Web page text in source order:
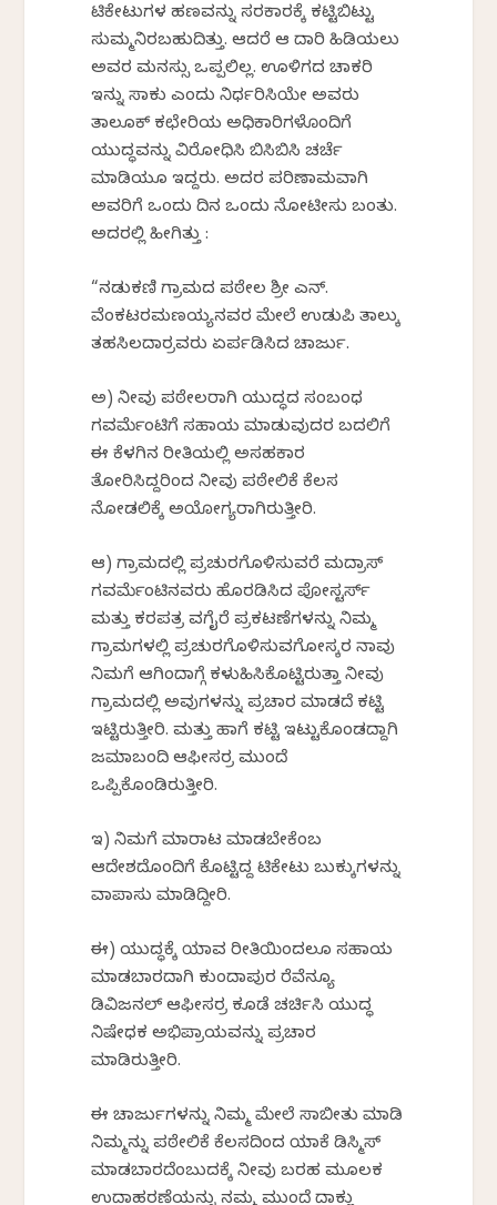
ಟಿಕೇಟುಗಳ ಹಣವನ್ನು ಸರಕಾರಕ್ಕೆ ಕಟ್ಟಿಬಿಟ್ಟು
ಸುಮ್ಮನಿರಬಹುದಿತ್ತು. ಆದರೆ ಆ ದಾರಿ ಹಿಡಿಯಲು
ಅವರ ಮನಸ್ಸು ಒಪ್ಪಲಿಲ್ಲ. ಊಳಿಗದ ಚಾಕರಿ
ಇನ್ನು ಸಾಕು ಎಂದು ನಿರ್ಧರಿಸಿಯೇ ಅವರು
ತಾಲೂಕ್ ಕಛೇರಿಯ ಅಧಿಕಾರಿಗಳೊಂದಿಗೆ
ಯುದ್ಧವನ್ನು ವಿರೋಧಿಸಿ ಬಿಸಿಬಿಸಿ ಚರ್ಚೆ
ಮಾಡಿಯೂ ಇದ್ದರು. ಅದರ ಪರಿಣಾಮವಾಗಿ
ಅವರಿಗೆ ಒಂದು ದಿನ ಒಂದು ನೋಟೀಸು ಬಂತು.
ಅದರಲ್ಲಿ ಹೀಗಿತ್ತು :
“ನಡುಕಣಿ ಗ್ರಾಮದ ಪಠೇಲ ಶ್ರೀ ಎನ್.
ವೆಂಕಟರಮಣಯ್ಯನವರ ಮೇಲೆ ಉಡುಪಿ ತಾಲ್ಕು
ತಹಸಿಲದಾರ್ರವರು ಏರ್ಪಡಿಸಿದ ಚಾರ್ಜು.
ಅ) ನೀವು ಪಠೇಲರಾಗಿ ಯುದ್ಧದ ಸಂಬಂಧ
ಗವರ್ಮೆಂಟಿಗೆ ಸಹಾಯ ಮಾಡುವುದರ ಬದಲಿಗೆ
ಈ ಕೆಳಗಿನ ರೀತಿಯಲ್ಲಿ ಅಸಹಕಾರ
ತೋರಿಸಿದ್ದರಿಂದ ನೀವು ಪಠೇಲಿಕೆ ಕೆಲಸ
ನೋಡಲಿಕ್ಕೆ ಅಯೋಗ್ಯರಾಗಿರುತ್ತೀರಿ.
ಆ) ಗ್ರಾಮದಲ್ಲಿ ಪ್ರಚುರಗೊಳಿಸುವರೆ ಮದ್ರಾಸ್
ಗವರ್ಮೆಂಟಿನವರು ಹೊರಡಿಸಿದ ಪೋಸ್ಟರ್ಸ್
ಮತ್ತು ಕರಪತ್ರ ವಗೈರೆ ಪ್ರಕಟಣೆಗಳನ್ನು ನಿಮ್ಮ
ಗ್ರಾಮಗಳಲ್ಲಿ ಪ್ರಚುರಗೊಳಿಸುವಗೋಸ್ಕರ ನಾವು
ನಿಮಗೆ ಆಗಿಂದಾಗ್ಗೆ ಕಳುಹಿಸಿಕೊಟ್ಟಿರುತ್ತಾ ನೀವು
ಗ್ರಾಮದಲ್ಲಿ ಅವುಗಳನ್ನು ಪ್ರಚಾರ ಮಾಡದೆ ಕಟ್ಟಿ
ಇಟ್ಟಿರುತ್ತೀರಿ. ಮತ್ತು ಹಾಗೆ ಕಟ್ಟಿ ಇಟ್ಟುಕೊಂಡದ್ದಾಗಿ
ಜಮಾಬಂದಿ ಆಫೀಸರ್ರ ಮುಂದೆ
ಒಪ್ಪಿಕೊಂಡಿರುತ್ತೀರಿ.
ಇ) ನಿಮಗೆ ಮಾರಾಟ ಮಾಡಬೇಕೆಂಬ
ಆದೇಶದೊಂದಿಗೆ ಕೊಟ್ಟಿದ್ದ ಟಿಕೇಟು ಬುಕ್ಕುಗಳನ್ನು
ವಾಪಾಸು ಮಾಡಿದ್ದೀರಿ.
ಈ) ಯುದ್ಧಕ್ಕೆ ಯಾವ ರೀತಿಯಿಂದಲೂ ಸಹಾಯ
ಮಾಡಬಾರದಾಗಿ ಕುಂದಾಪುರ ರೆವೆನ್ಯೂ
ಡಿವಿಜನಲ್ ಆಫೀಸರ್ರ ಕೂಡೆ ಚರ್ಚಿಸಿ ಯುದ್ಧ
ನಿಷೇಧಕ ಅಭಿಪ್ರಾಯವನ್ನು ಪ್ರಚಾರ
ಮಾಡಿರುತ್ತೀರಿ.
ಈ ಚಾರ್ಜುಗಳನ್ನು ನಿಮ್ಮ ಮೇಲೆ ಸಾಬೀತು ಮಾಡಿ
ನಿಮ್ಮನ್ನು ಪಠೇಲಿಕೆ ಕೆಲಸದಿಂದ ಯಾಕೆ ಡಿಸ್ಮಿಸ್
ಮಾಡಬಾರದೆಂಬುದಕ್ಕೆ ನೀವು ಬರಹ ಮೂಲಕ